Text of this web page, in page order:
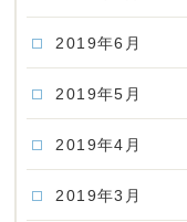
2019年6月
2019年5月
2019年4月
2019年3月